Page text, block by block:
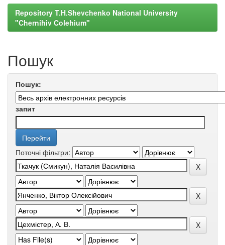
Repository T.H.Shevchenko National University
"Chernihiv Colehium"
Пошук
Пошук:
запит
Поточні фільтри: